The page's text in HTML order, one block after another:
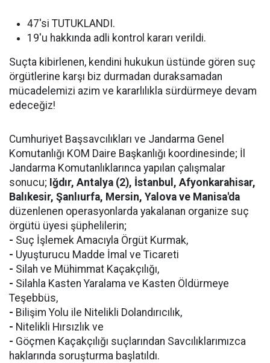
47'si TUTUKLANDI.
19'u hakkında adli kontrol kararı verildi.
Suçta kibirlenen, kendini hukukun üstünde gören suç
örgütlerine karşı biz durmadan duraksamadan
mücadelemizi azim ve kararlılıkla sürdürmeye devam
edeceğiz!
Cumhuriyet Başsavcılıkları ve Jandarma Genel
Komutanlığı KOM Daire Başkanlığı koordinesinde; İl
Jandarma Komutanlıklarınca yapılan çalışmalar
sonucu; Iğdır, Antalya (2), İstanbul, Afyonkarahisar,
Balıkesir, Şanlıurfa, Mersin, Yalova ve Manisa'da
düzenlenen operasyonlarda yakalanan organize suç
örgütü üyesi şüphelilerin;
- Suç İşlemek Amacıyla Örgüt Kurmak,
- Uyuşturucu Madde İmal ve Ticareti
- Silah ve Mühimmat Kaçakçılığı,
- Silahla Kasten Yaralama ve Kasten Öldürmeye
Teşebbüs,
- Bilişim Yolu ile Nitelikli Dolandırıcılık,
- Nitelikli Hırsızlık ve
- Göçmen Kaçakçılığı suçlarından Savcılıklarımızca
haklarında soruşturma başlatıldı.